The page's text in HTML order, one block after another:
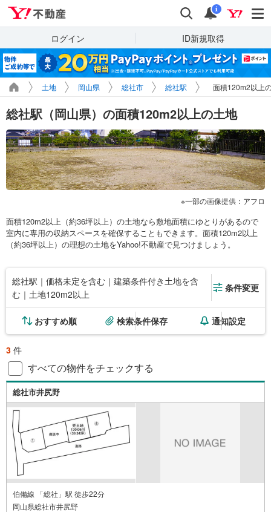
検索 通知
i
ログイン ID新規取得
土地 岡山県 総社市 総社駅 面積120m2以上
総社駅（岡山県）の面積120m2以上の土地
一部の画像提供：アフロ
面積120m2以上（約36坪以上）の土地なら敷地面積にゆとりがあるので
室内に専用の収納スペースを確保することもできます。面積120m2以上
（約36坪以上）の理想の土地をYahoo!不動産で見つけましょう。
総社駅｜価格未定を含む｜建築条件付き土地を含
む｜土地120m2以上
条件変更
おすすめ順 検索条件保存 通知設定
3 件
すべての物件をチェックする
総社市井尻野
伯備線 「総社」駅 徒歩22分
岡山県総社市井尻野